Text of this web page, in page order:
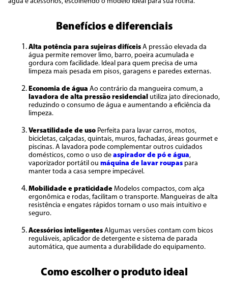
Benefícios e diferenciais
Alta potência para sujeiras difíceis A pressão elevada da
água permite remover limo, barro, poeira acumulada e
gordura com facilidade. Ideal para quem precisa de uma
limpeza mais pesada em pisos, garagens e paredes externas.
Economia de água Ao contrário da mangueira comum, a
lavadora de alta pressão residencial utiliza jato direcionado,
reduzindo o consumo de água e aumentando a eficiência da
limpeza.
Versatilidade de uso Perfeita para lavar carros, motos,
bicicletas, calçadas, quintais, muros, fachadas, áreas gourmet e
piscinas. A lavadora pode complementar outros cuidados
domésticos, como o uso de aspirador de pó e água,
vaporizador portátil ou máquina de lavar roupas para
manter toda a casa sempre impecável.
Mobilidade e praticidade Modelos compactos, com alça
ergonômica e rodas, facilitam o transporte. Mangueiras de alta
resistência e engates rápidos tornam o uso mais intuitivo e
seguro.
Acessórios inteligentes Algumas versões contam com bicos
reguláveis, aplicador de detergente e sistema de parada
automática, que aumenta a durabilidade do equipamento.
Como escolher o produto ideal